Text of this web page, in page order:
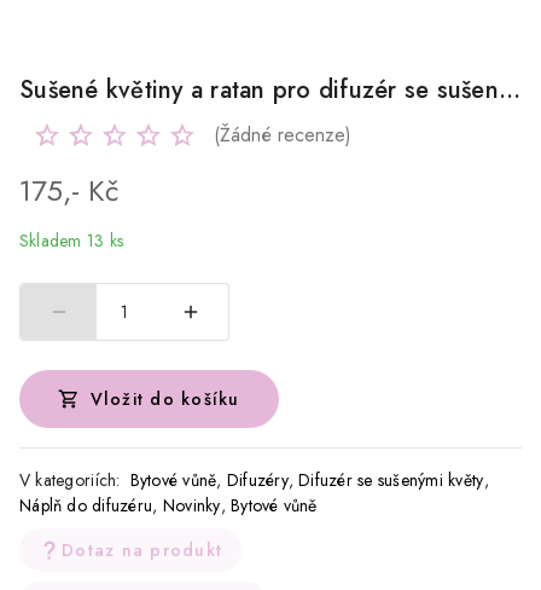
Sušené květiny a ratan pro difuzér se sušenými květy
(Žádné recenze)
175,- Kč
Skladem 13 ks
1
Vložit do košíku
V kategoriích: Bytové vůně, Difuzéry,Difuzér se sušenými květy,
Náplň do difuzéru, Novinky, Bytové vůně
Dotaz na produkt